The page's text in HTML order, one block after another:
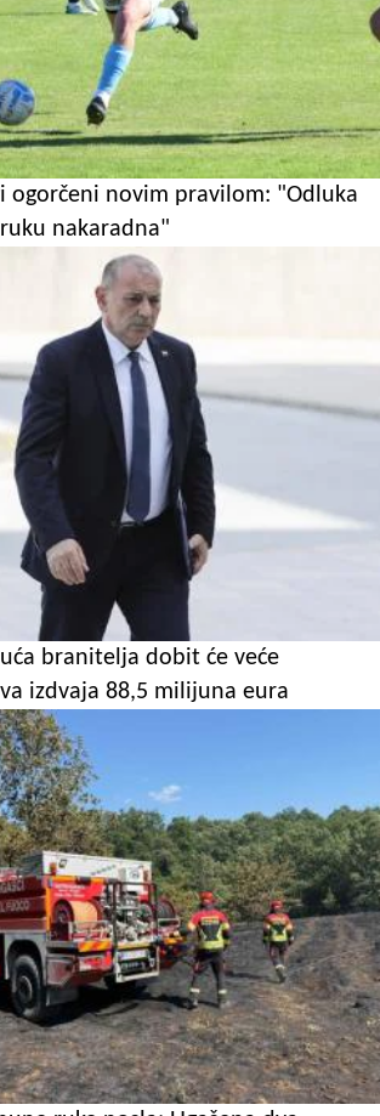
ogorčeni novim pravilom: "Odluka
nakaradna"
branitelja dobit će veće
izdvaja 88,5 milijuna eura